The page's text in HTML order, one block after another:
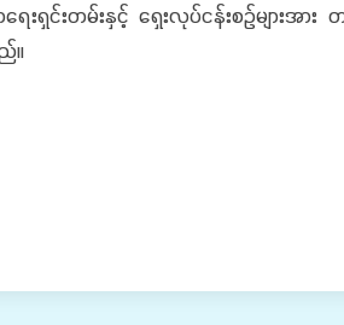
ရေးရှင်းတမ်းနှင့် ရှေးလုပ်ငန်းစဉ်မျ
။